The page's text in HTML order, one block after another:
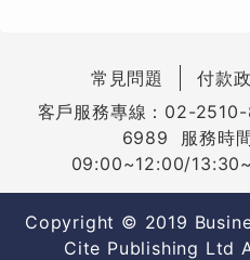
常見問題 付款
客戶服務專線：02-
6989 服務時
09:00~12:00/
Copyright © 2019
Cite Publishing Ltd